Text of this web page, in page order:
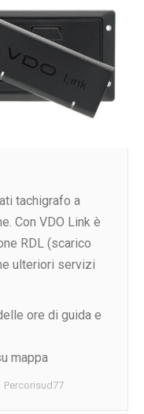
tachigrafo a
Con VDO Link è
RDL (scarico
ulteriori servizi
ore di guida e
mappa
Percorisud77